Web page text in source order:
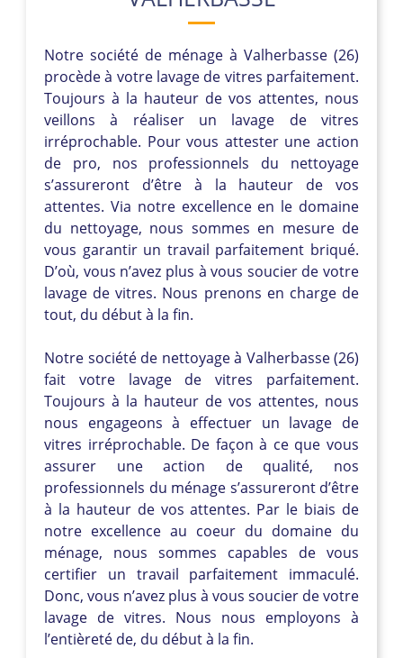
Notre société de ménage à Valherbasse (26)
procède à votre lavage de vitres parfaitement.
Toujours à la hauteur de vos attentes, nous
veillons à réaliser un lavage de vitres
irréprochable. Pour vous attester une action
de pro, nos professionnels du nettoyage
s’assureront d’être à la hauteur de vos
attentes. Via notre excellence en le domaine
du nettoyage, nous sommes en mesure de
vous garantir un travail parfaitement briqué.
D’où, vous n’avez plus à vous soucier de votre
lavage de vitres. Nous prenons en charge de
tout, du début à la fin.
Notre société de nettoyage à Valherbasse (26)
fait votre lavage de vitres parfaitement.
Toujours à la hauteur de vos attentes, nous
nous engageons à effectuer un lavage de
vitres irréprochable. De façon à ce que vous
assurer une action de qualité, nos
professionnels du ménage s’assureront d’être
à la hauteur de vos attentes. Par le biais de
notre excellence au coeur du domaine du
ménage, nous sommes capables de vous
certifier un travail parfaitement immaculé.
Donc, vous n’avez plus à vous soucier de votre
lavage de vitres. Nous nous employons à
l’entièreté de, du début à la fin.